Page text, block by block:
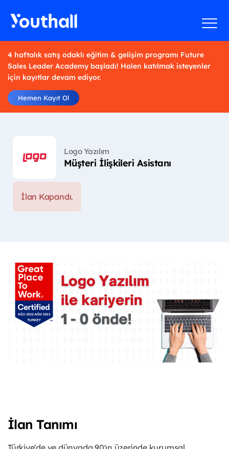
4 haftalık satış odaklı eğitim & gelişim programı Future
Sales Leader Academy başladı! Halen katılmak isteyenler
için kayıtlar devam ediyor.
Hemen Kayıt Ol
Logo Yazılım
Müşteri İlişkileri Asistanı
İlan Kapandı.
İlan Tanımı